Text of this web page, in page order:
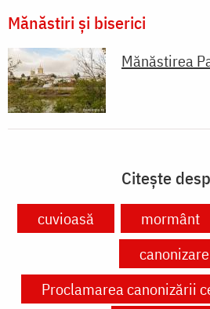
Mănăstiri și biserici
Mănăstirea
Citește
cuvioasă mormânt
canonizare
Proclamarea canonizării